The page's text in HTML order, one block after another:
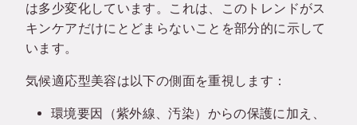
は多少変化しています。これは、このトレンドがス
キンケアだけにとどまらないことを部分的に示して
います。
気候適応型美容は以下の側面を重視します：
環境要因（紫外線、汚染）からの保護に加え、